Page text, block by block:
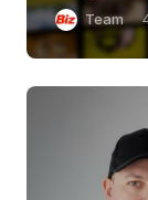
Team